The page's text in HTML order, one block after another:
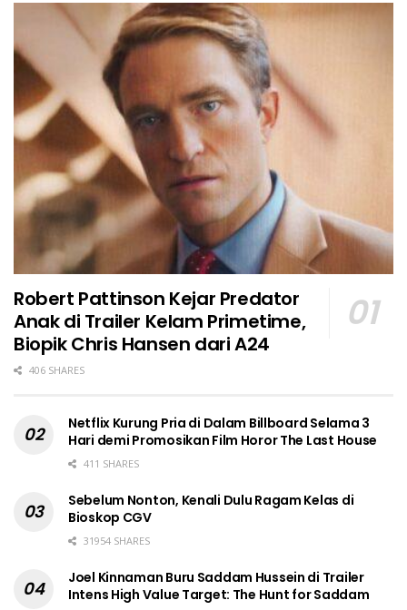
Robert Pattinson Kejar Predator
Anak di Trailer Kelam Primetime,
Biopik Chris Hansen dari A24
406 SHARES
Netflix Kurung Pria di Dalam Billboard Selama 3
Hari demi Promosikan Film Horor The Last House
411 SHARES
Sebelum Nonton, Kenali Dulu Ragam Kelas di
Bioskop CGV
31954 SHARES
Joel Kinnaman Buru Saddam Hussein di Trailer
Intens High Value Target: The Hunt for Saddam